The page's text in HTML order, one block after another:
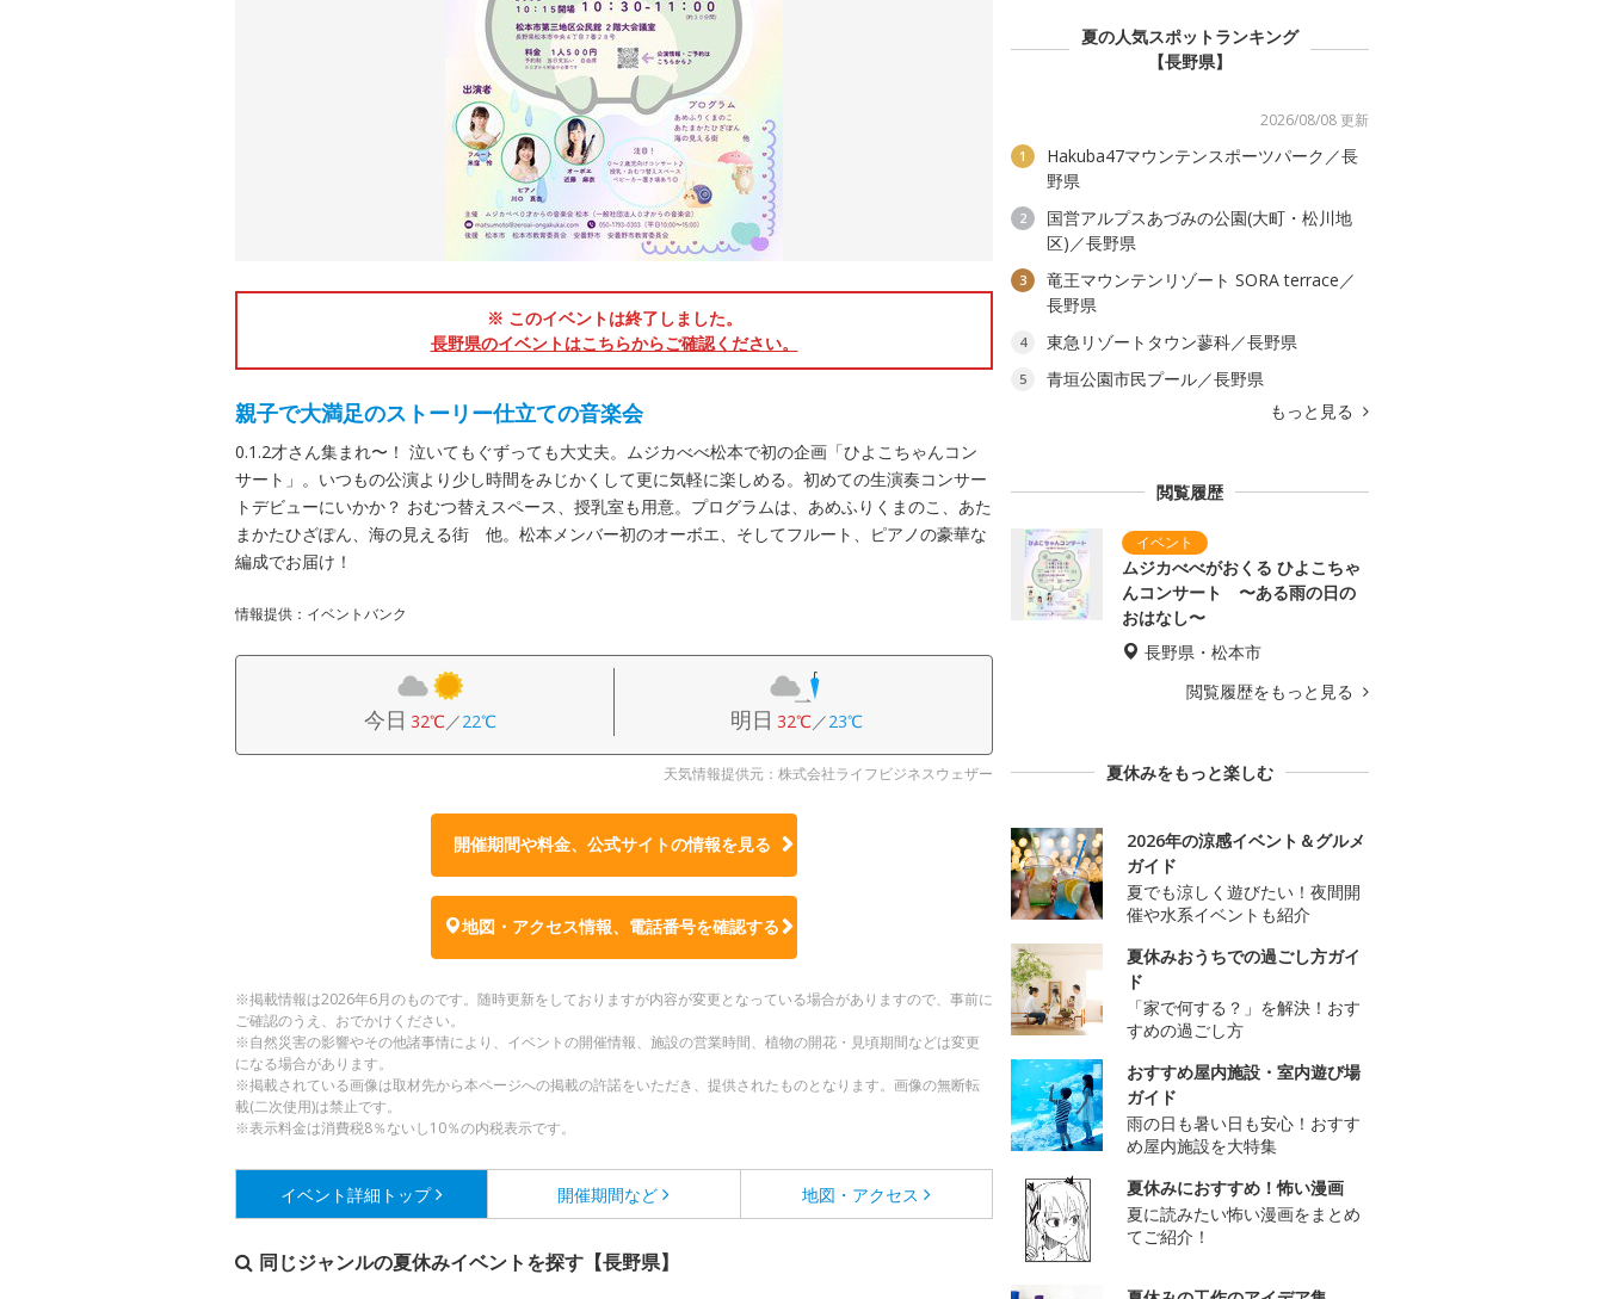
※ このイベントは終了しました。
長野県のイベントはこちらからご確認ください。
親子で大満足のストーリー仕立ての音楽会
0.1.2才さん集まれ〜！ 泣いてもぐずっても大丈夫。ムジカべべ松本で初の企画「ひよこちゃんコン
サート」。いつもの公演より少し時間をみじかくして更に気軽に楽しめる。初めての生演奏コンサー
トデビューにいかか？ おむつ替えスペース、授乳室も用意。プログラムは、あめふりくまのこ、あた
まかたひざぽん、海の見える街 他。松本メンバー初のオーボエ、そしてフルート、ピアノの豪華な
編成でお届け！
情報提供：イベントバンク
今日 32℃／22℃ 明日 32℃／23℃
天気情報提供元：株式会社ライフビジネスウェザー
開催期間や料金、公式サイトの情報を見る
地図・アクセス情報、電話番号を確認する
※掲載情報は2026年6月のものです。随時更新をしておりますが内容が変更となっている場合がありますので、事前に
ご確認のうえ、おでかけください。
※自然災害の影響やその他諸事情により、イベントの開催情報、施設の営業時間、植物の開花・見頃期間などは変更
になる場合があります。
※掲載されている画像は取材先から本ページへの掲載の許諾をいただき、提供されたものとなります。画像の無断転
載(二次使用)は禁止です。
※表示料金は消費税8％ないし10％の内税表示です。
イベント詳細 トップ 開催期間など 地図・アクセス
同じジャンルの夏休みイベントを探す【長野県】
夏の人気スポットランキング
【長野県】
2026/08/08 更新
1
Hakuba47マウンテンスポーツパーク／長
野県
2
国営アルプスあづみの公園(大町・松川地
区)／長野県
3
竜王マウンテンリゾート SORA terrace／
長野県
4 東急リゾートタウン蓼科／長野県
5
青垣公園市民プール／長野県
もっと見る
閲覧履歴
ムジカべべがおくる ひよこちゃ
んコンサート 〜ある雨の日の
おはなし〜
長野県・松本市
閲覧履歴をもっと見る
夏休みをもっと楽しむ
2026年の涼感イベント＆グルメ
ガイド
夏でも涼しく遊びたい！夜間開
催や水系イベントも紹介
夏休みおうちでの過ごし方ガイ
ド
「家で何する？」を解決！おす
すめの過ごし方
おすすめ屋内施設・室内遊び場
ガイド
雨の日も暑い日も安心！おすす
め屋内施設を大特集
夏休みにおすすめ！怖い漫画
夏に読みたい怖い漫画をまとめ
てご紹介！